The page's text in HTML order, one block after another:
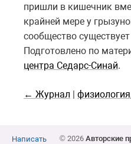
пришли в кишечник
крайней мере у
сообщество
Подготовлено по
центра Седарс-Синай.
← Журнал |
Написать © 2026 Авторские